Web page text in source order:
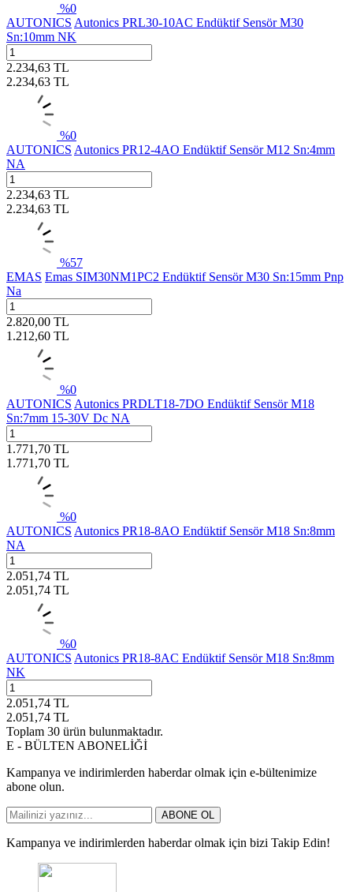
%0
AUTONICS Autonics PRL30-10AC Endüktif Sensör M30
Sn:10mm NK
2.234,63 TL
2.234,63 TL
%0
AUTONICS Autonics PR12-4AO Endüktif Sensör M12 Sn:4mm
NA
2.234,63 TL
2.234,63 TL
%57
EMAS Emas SIM30NM1PC2 Endüktif Sensör M30 Sn:15mm Pnp
Na
2.820,00 TL
1.212,60 TL
%0
AUTONICS Autonics PRDLT18-7DO Endüktif Sensör M18
Sn:7mm 15-30V Dc NA
1.771,70 TL
1.771,70 TL
%0
AUTONICS Autonics PR18-8AO Endüktif Sensör M18 Sn:8mm
NA
2.051,74 TL
2.051,74 TL
%0
AUTONICS Autonics PR18-8AC Endüktif Sensör M18 Sn:8mm
NK
2.051,74 TL
2.051,74 TL
Toplam 30 ürün bulunmaktadır.
E - BÜLTEN ABONELİĞİ
Kampanya ve indirimlerden haberdar olmak için e-bültenimize
abone olun.
ABONE OL
Kampanya ve indirimlerden haberdar olmak için bizi Takip Edin!